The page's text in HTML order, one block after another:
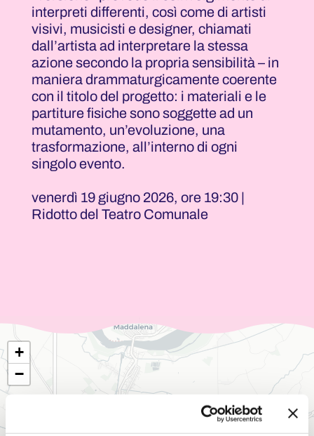
interpreti differenti, così come di artisti
visivi, musicisti e designer, chiamati
dall’artista ad interpretare la stessa
azione secondo la propria sensibilità – in
maniera drammaturgicamente coerente
con il titolo del progetto: i materiali e le
partiture fisiche sono soggette ad un
mutamento, un’evoluzione, una
trasformazione, all’interno di ogni
singolo evento.
venerdì 19 giugno 2026, ore 19:30 |
Ridotto del Teatro Comunale
+
−